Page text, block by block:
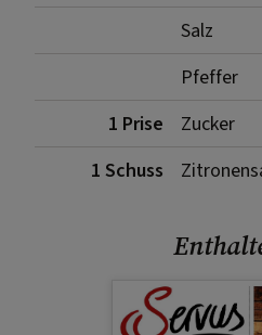
Salz
Pfeffer
1 Prise
Zucker
1 Schuss